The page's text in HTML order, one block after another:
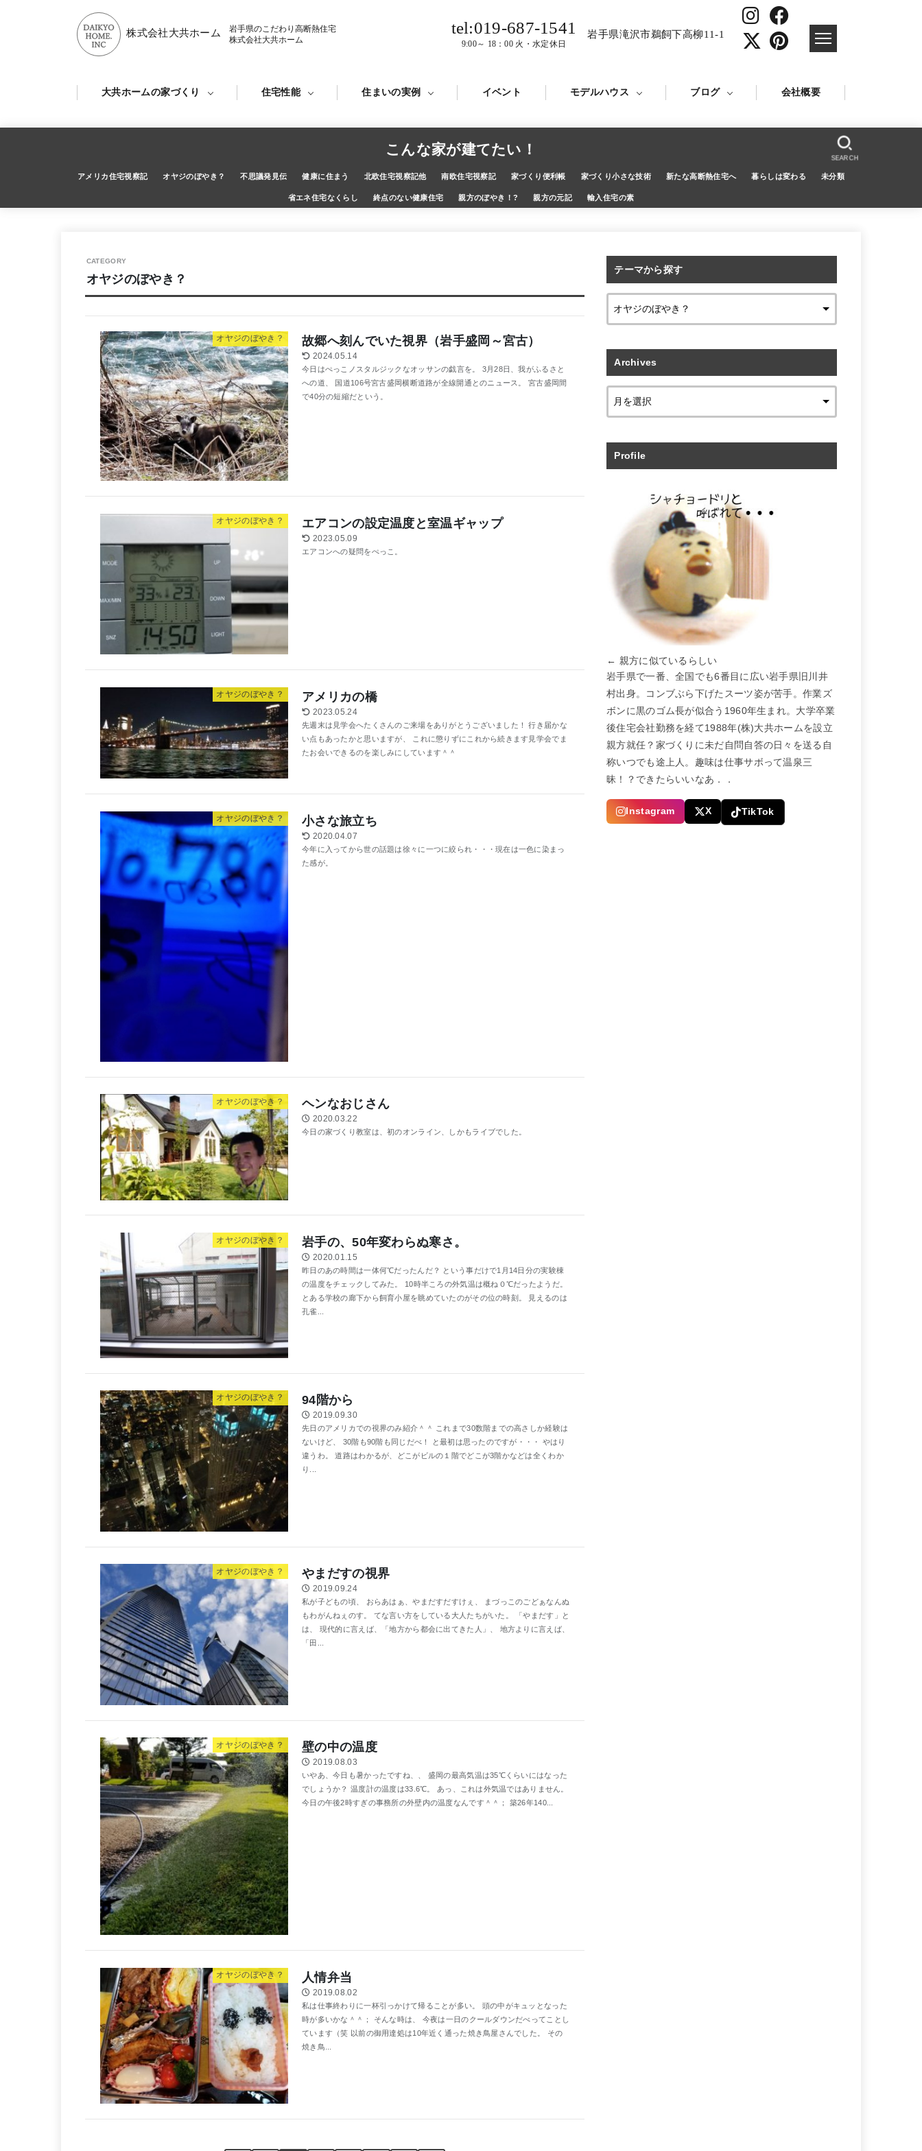
株式会社大共ホーム
岩手県のこだわり高断熱住宅
株式会社大共ホーム
tel:019-687-1541
9:00～ 18：00 火・水定休日
岩手県滝沢市鵜飼下高柳11-1
大共ホームの家づくり 住宅性能 住まいの実例 イベント モデルハウス ブログ 会社概要
こんな家が建てたい！
アメリカ住宅視察記 オヤジのぼやき？ 不思議発見伝 健康に住まう 北欧住宅視察記他 南欧住宅視察記 家づくり便利帳 家づくり小さな技術 新たな高断熱住宅へ 暮らしは変わる 未分類
省エネ住宅なくらし 終点のない健康住宅 親方のぼやき！? 親方の元記 輸入住宅の素
SEARCH
オヤジのぼやき？
オヤジのぼやき？ 故郷へ刻んでいた視界（岩手盛岡～宮古）
2024.05.14
今日はぺっこノスタルジックなオッサンの戯言を。 3月28日、我がふるさと
への道、 国道106号宮古盛岡横断道路が全線開通とのニュース。 宮古盛岡間
で40分の短縮だという。
オヤジのぼやき？ エアコンの設定温度と室温ギャップ
2023.05.09
エアコンへの疑問をぺっこ。
オヤジのぼやき？ アメリカの橋
2023.05.24
先週末は見学会へたくさんのご来場をありがとうございました！ 行き届かな
い点もあったかと思いますが、 これに懲りずにこれから続きます見学会でま
たお会いできるのを楽しみにしています＾＾
オヤジのぼやき？ 小さな旅立ち
2020.04.07
今年に入ってから世の話題は徐々に一つに絞られ・・・現在は一色に染まっ
た感が。
オヤジのぼやき？ ヘンなおじさん
2020.03.22
今日の家づくり教室は、初のオンライン、しかもライブでした。
オヤジのぼやき？ 岩手の、50年変わらぬ寒さ。
2020.01.15
昨日のあの時間は一体何℃だったんだ？ という事だけで1月14日分の実験棟
の温度をチェックしてみた。 10時半ころの外気温は概ね０℃だったようだ。
とある学校の廊下から飼育小屋を眺めていたのがその位の時刻。 見えるのは
孔雀...
オヤジのぼやき？ 94階から
2019.09.30
先日のアメリカでの視界のみ紹介＾＾ これまで30数階までの高さしか経験は
ないけど、 30階も90階も同じだべ！ と最初は思ったのですが・・・ やはり
違うわ。 道路はわかるが、どこがビルの１階でどこが3階かなどは全くわか
り...
オヤジのぼやき？ やまだすの視界
2019.09.24
私が子どもの頃、 おらあはぁ、やまだすだすけぇ、 まづっこのごどぁなんぬ
もわがんねぇのす。 てな言い方をしている大人たちがいた。 「やまだす」と
は、 現代的に言えば、「地方から都会に出てきた人」、 地方よりに言えば、
「田...
オヤジのぼやき？ 壁の中の温度
2019.08.03
いやあ、今日も暑かったですね、、 盛岡の最高気温は35℃くらいにはなった
でしょうか？ 温度計の温度は33.6℃。 あっ、これは外気温ではありません。
今日の午後2時すぎの事務所の外壁内の温度なんです＾＾； 築26年140...
オヤジのぼやき？ 人情弁当
2019.08.02
私は仕事終わりに一杯引っかけて帰ることが多い。 頭の中がキュッとなった
時が多いかな＾＾； そんな時は、 今夜は一日のクールダウンだべってことし
ています（笑 以前の御用達処は10年近く通った焼き鳥屋さんでした。 その
焼き鳥...
テーマから探す
Archives
Profile
← 親方に似ているらしい
岩手県で一番、全国でも6番目に広い岩手県旧川井
村出身。コンブぶら下げたスーツ姿が苦手。作業ズ
ボンに黒のゴム長が似合う1960年生まれ。大学卒業
後住宅会社勤務を経て1988年(株)大共ホームを設立
親方就任？家づくりに未だ自問自答の日々を送る自
称いつでも途上人。趣味は仕事サボって温泉三
昧！？できたらいいなあ．．
Instagram X TikTok